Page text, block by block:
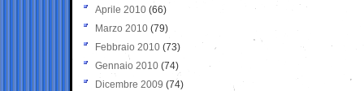
Aprile 2010 (66)
Marzo 2010 (79)
Febbraio 2010 (73)
Gennaio 2010 (74)
Dicembre 2009 (74)